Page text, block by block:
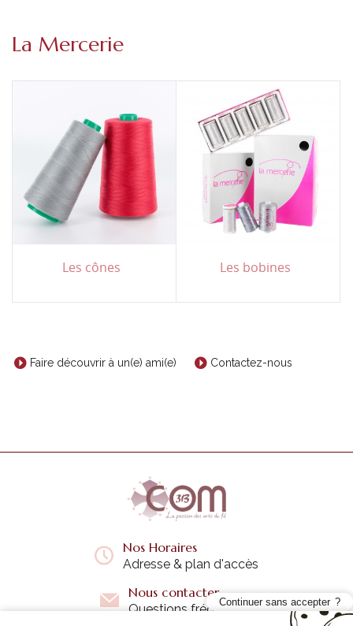
La Mercerie
Les cônes Les bobines
Faire découvrir à un(e) ami(e) Contactez-nous
Nos Horaires
Adresse & plan d'accès
Nous contacter
Questions fréquentesContinuer sans accepter